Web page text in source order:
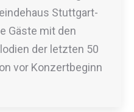
Stuttgart-
Gäste mit den
der letzten 50
vor Konzertbeginn